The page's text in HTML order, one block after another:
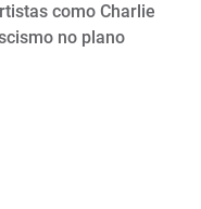
como Charlie
no plano